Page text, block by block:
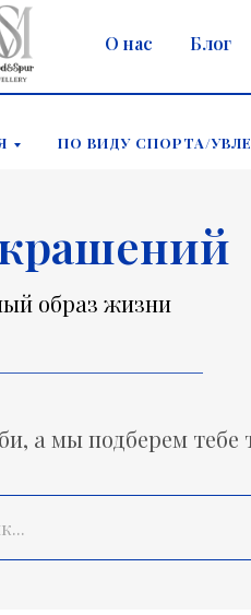
О нас Блог
ПО ВИДУ СПОРТА/
образ жизни
а мы подберем тебе